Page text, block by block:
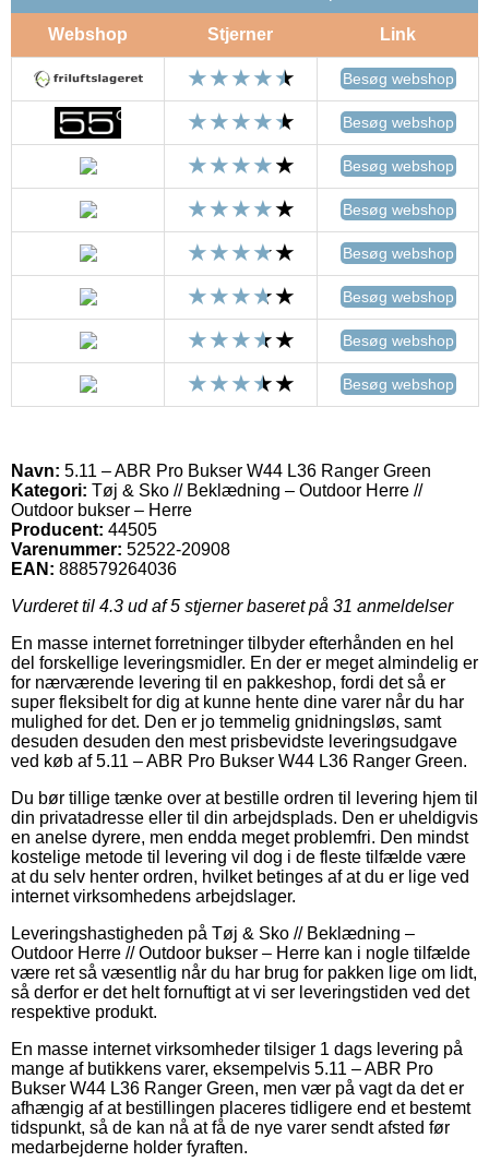
Webshop Stjerner Link
Besøg webshop
Besøg webshop
Besøg webshop
Besøg webshop
Besøg webshop
Besøg webshop
Besøg webshop
Besøg webshop
Navn: 5.11 – ABR Pro Bukser W44 L36 Ranger Green
Kategori: Tøj & Sko // Beklædning – Outdoor Herre //
Outdoor bukser – Herre
Producent: 44505
Varenummer: 52522-20908
EAN: 888579264036
Vurderet til 4.3 ud af 5 stjerner baseret på 31 anmeldelser
En masse internet forretninger tilbyder efterhånden en hel
del forskellige leveringsmidler. En der er meget almindelig er
for nærværende levering til en pakkeshop, fordi det så er
super fleksibelt for dig at kunne hente dine varer når du har
mulighed for det. Den er jo temmelig gnidningsløs, samt
desuden desuden den mest prisbevidste leveringsudgave
ved køb af 5.11 – ABR Pro Bukser W44 L36 Ranger Green.
Du bør tillige tænke over at bestille ordren til levering hjem til
din privatadresse eller til din arbejdsplads. Den er uheldigvis
en anelse dyrere, men endda meget problemfri. Den mindst
kostelige metode til levering vil dog i de fleste tilfælde være
at du selv henter ordren, hvilket betinges af at du er lige ved
internet virksomhedens arbejdslager.
Leveringshastigheden på Tøj & Sko // Beklædning –
Outdoor Herre // Outdoor bukser – Herre kan i nogle tilfælde
være ret så væsentlig når du har brug for pakken lige om lidt,
så derfor er det helt fornuftigt at vi ser leveringstiden ved det
respektive produkt.
En masse internet virksomheder tilsiger 1 dags levering på
mange af butikkens varer, eksempelvis 5.11 – ABR Pro
Bukser W44 L36 Ranger Green, men vær på vagt da det er
afhængig af at bestillingen placeres tidligere end et bestemt
tidspunkt, så de kan nå at få de nye varer sendt afsted før
medarbejderne holder fyraften.